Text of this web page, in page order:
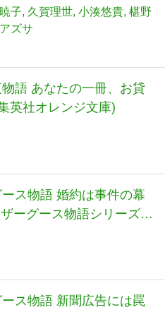
子 久賀理世 小湊悠貴 椹野
ズサ
語 あなたの一冊、お貸
英社オレンジ文庫)
ス物語 婚約は事件の幕
ーグース物語シリーズ)
ス物語 新聞広告には罠